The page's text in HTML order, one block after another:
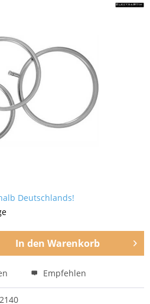
Deutschlands!
In den Warenkorb
Empfehlen